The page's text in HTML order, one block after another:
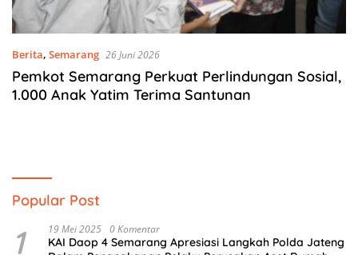
Berita, Semarang 26 Juni 2026
Pemkot Semarang Perkuat Perlindungan Sosial,
1.000 Anak Yatim Terima Santunan
Popular Post
1 19 Mei 2025 0 Komentar
KAI Daop 4 Semarang Apresiasi Langkah Polda Jateng